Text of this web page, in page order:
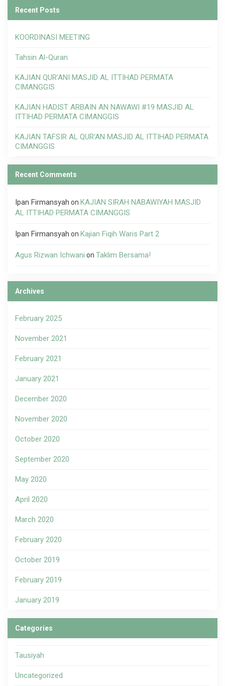
Recent Posts
KOORDINASI MEETING
Tahsin Al-Quran
KAJIAN QUR’ANI MASJID AL ITTIHAD PERMATA
CIMANGGIS
KAJIAN HADIST ARBAIN AN NAWAWI #19 MASJID AL
ITTIHAD PERMATA CIMANGGIS
KAJIAN TAFSIR AL QUR’AN MASJID AL ITTIHAD PERMATA
CIMANGGIS
Recent Comments
Ipan Firmansyah on KAJIAN SIRAH NABAWIYAH MASJID
AL ITTIHAD PERMATA CIMANGGIS
Ipan Firmansyah on Kajian Fiqih Waris Part 2
Agus Rizwan Ichwani on Taklim Bersama!
Archives
February 2025
November 2021
February 2021
January 2021
December 2020
November 2020
October 2020
September 2020
May 2020
April 2020
March 2020
February 2020
October 2019
February 2019
January 2019
Categories
Tausiyah
Uncategorized